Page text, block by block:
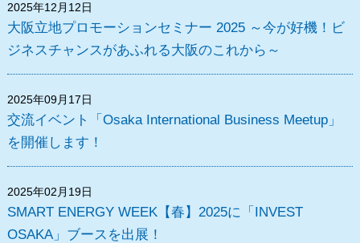
2025年12月12日
大阪立地プロモーションセミナー 2025 ～今が好機！ビ
ジネスチャンスがあふれる大阪のこれから～
2025年09月17日
交流イベント「Osaka International Business Meetup」
を開催します！
2025年02月19日
SMART ENERGY WEEK【春】2025に「INVEST
OSAKA」ブースを出展！